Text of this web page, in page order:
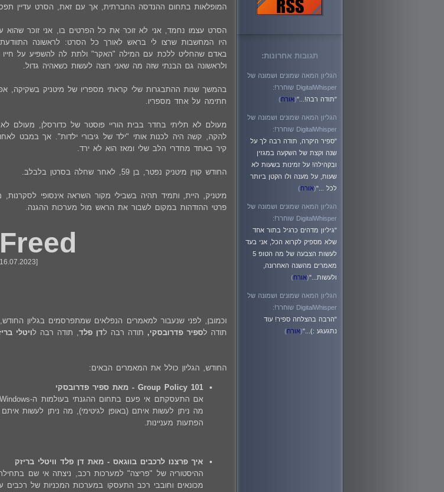
המופלאות בתחום ההנדסה החברתית, אך עם זאת, הסרט עדיין תפס
הסרט עצמו נחמד, אני לא זוכר את כל הפרטים בו, אני זוכר שהוא
היו המחשבות שרצו לי בראש לאורך כל הסרט: לראשונה
באדם שהחליט ללכת עם המילה "האקר" ולתת לה להשפיע על חייו
ולראשונה גם הבנתי שזה מה שאני רוצה לעשות כשאהיה גדול.
בהמשך שנות ההתבגרות שלי קראתי מספריו של מיטניק בשקיקה,
חתימה על אחד מספריו.
מעולם לא תליתי בחדר בבית הוריי פוסטר של כדורסלן, מעולם
להקה, קשה היה לכנות אותי "ילד של גיבורי ילדות". אך במבט
קיר באחד מחדרי הלב שלי ומאז הוא לא ירד.
החודש קווין מיטניק נפטר, בן 59, לאחר שחלה בסרטן בלבלב.
מיטניק, היית, ותמיד תהיה בשבילי מקור השראה אינסופי
פרטי ההזדהות במקום לשבור את הראש מול מערכות ההגנה.
וכמובן, לפני שנעבור למאמרים הנפלאים שמתפרסמים בגליון
תודה לספיר פדרובסקי, תודה רבה לדן פלד, תודה רבה לויטלי
החודש, הגליון כולל את המאמרים הבאים:
Group Policy 101 - מאת ספיר פדרובסקי
הפתעות מעניינות.
איך פרצנו לרכבים בווגאס - מאת דן פלד וויטלי בריזק
תגובות אחרונות:
הגליון המאה שמונים ושמונה של
DigitalWhisper שוחרר!:
"תודה רבה!..."(אורח)
הגליון המאה שמונים ושמונה של
DigitalWhisper שוחרר!:
"ספיר היקרה, תודה רבה לך על
שנה וקצת של השקעה במגזין
ובקהילה! על זמינות בשעות לא
שעות, על מענה ולו הקטן ביותר
לכל ..."(אורח)
הגליון המאה שמונים ושמונה של
DigitalWhisper שוחרר!:
"גיליון מדהים כרגיל בתור אחד
שלא מספיק לקרוא הכל, אני בעד
לעשות הצבעה של מה הטופ 5
מאמרים מהשנה האחרונה,
ולעשות..."(אורח)
הגליון המאה שמונים ושמונה של
DigitalWhisper שוחרר!:
"הרבה בהצלחה ספיר! עוד
נתגעגע :)..."(אורח)